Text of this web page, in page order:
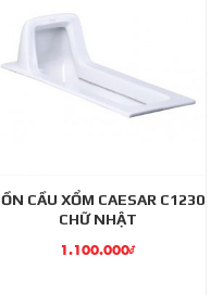
CẦU XỔM CAESAR C1230
CHỮ NHẬT
1.100.000₫